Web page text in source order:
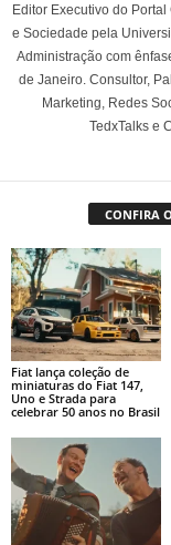
Editor Executivo do
e Sociedade pela
Administração com
de Janeiro. Consultor,
Marketing, Redes
TedxTalks e
CONFIRA
Fiat lança coleção de
miniaturas do Fiat 147,
Uno e Strada para
celebrar 50 anos no Brasil